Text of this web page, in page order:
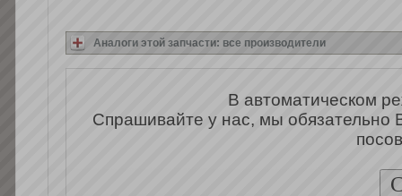
Аналоги этой запчасти: все производители
В автоматическом
Спрашивайте у нас, мы